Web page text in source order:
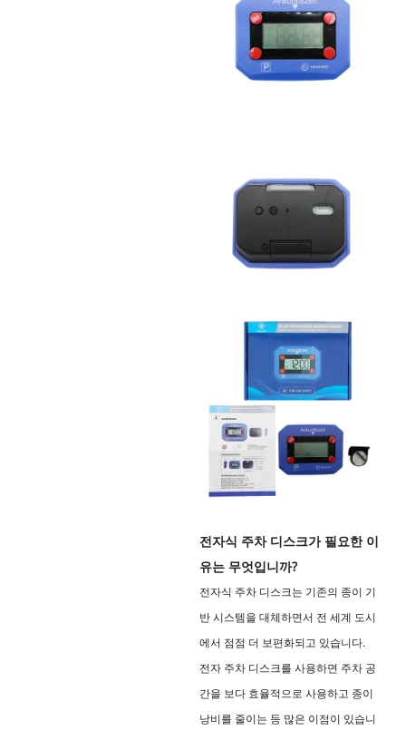
전자식 주차 디스크가 필요한 이
유는 무엇입니까?
전자식 주차 디스크는 기존의 종이 기
반 시스템을 대체하면서 전 세계 도시
에서 점점 더 보편화되고 있습니다.
전자 주차 디스크를 사용하면 주차 공
간을 보다 효율적으로 사용하고 종이
낭비를 줄이는 등 많은 이점이 있습니